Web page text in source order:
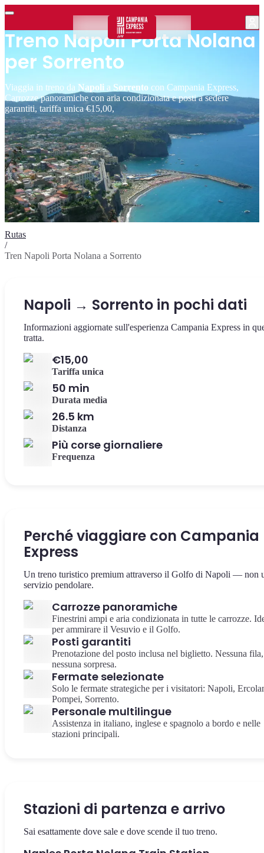
Treno Napoli Porta Nolana
per Sorrento
Viaggia in treno da Napoli a Sorrento con Campania Express,
Carrozze panoramiche con aria condizionata e posti a sedere
garantiti, tariffa unica €15,00,
Rutas
/
Tren Napoli Porta Nolana a Sorrento
Napoli → Sorrento in pochi dati
Informazioni aggiornate sull'esperienza Campania Express in
tratta.
€15,00
Tariffa unica
50 min
Durata media
26.5 km
Distanza
Più corse giornaliere
Frequenza
Perché viaggiare con Campania
Express
Un treno turistico premium attraverso il Golfo di Napoli — non
servizio pendolare.
Carrozze panoramiche
Finestrini ampi e aria condizionata in tutte le carrozze.
per ammirare il Vesuvio e il Golfo.
Posti garantiti
Prenotazione del posto inclusa nel biglietto. Nessuna fila,
nessuna sorpresa.
Fermate selezionate
Solo le fermate strategiche per i visitatori: Napoli,
Pompei, Sorrento.
Personale multilingue
Assistenza in italiano, inglese e spagnolo a bordo e nelle
stazioni principali.
Stazioni di partenza e arrivo
Sai esattamente dove sale e dove scende il tuo treno.